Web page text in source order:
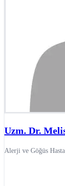
Uzm. Dr.
Alerji ve Göğüs